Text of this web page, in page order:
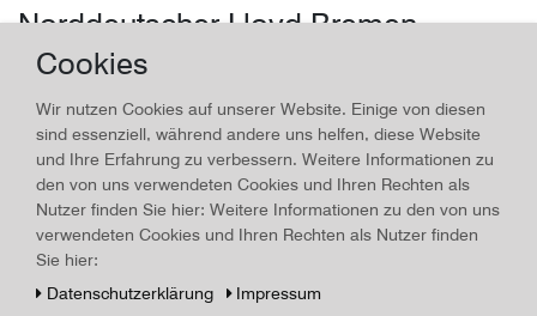
Norddeutscher Lloyd Bremen
Land/Ort:Bremen
Technisches
Merkmal
Wert
Art.-ID 16309
Beschreibung
Skandinavien-Ostseefahrten des NDL Bremen 1928, viele Bilder:
Dampfer "Lützow" mit Innenansichten, Ansichten Norwegen, Karte
Fahrstrecke, Tabelle mit Preisen usw., 18 Seiten, 25,5 x 16,0 cm,
Bindung
Cookies
Wir nutzen Cookies auf unserer Website. Einige von diesen
sind essenziell, während andere uns helfen, diese Website
und Ihre Erfahrung zu verbessern. Weitere Informationen zu
den von uns verwendeten Cookies und Ihren Rechten als
Nutzer finden Sie hier: Weitere Informationen zu den von uns
verwendeten Cookies und Ihren Rechten als Nutzer finden
Sie hier:
Daten­schutz­erklärung
Impressum